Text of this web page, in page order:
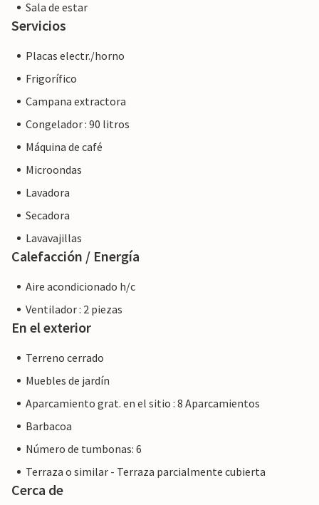
Sala de estar
Servicios
Placas electr./horno
Frigorífico
Campana extractora
Congelador : 90 litros
Máquina de café
Microondas
Lavadora
Secadora
Lavavajillas
Calefacción / Energía
Aire acondicionado h/c
Ventilador : 2 piezas
En el exterior
Terreno cerrado
Muebles de jardín
Aparcamiento grat. en el sitio : 8 Aparcamientos
Barbacoa
Número de tumbonas: 6
Terraza o similar - Terraza parcialmente cubierta
Cerca de